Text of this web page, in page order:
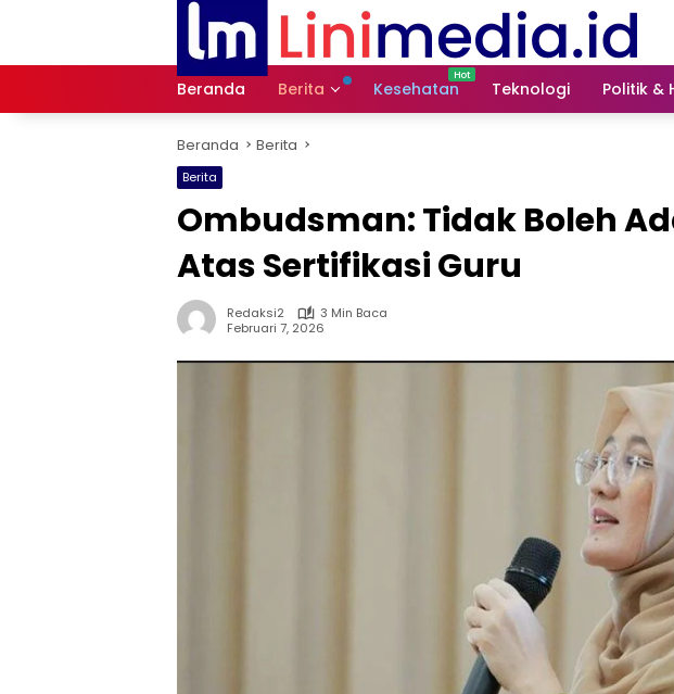
Beranda Berita Kesehatan Teknologi Politik &
Beranda Berita
Berita
Ombudsman: Tidak Boleh
Atas Sertifikasi Guru
Redaksi2
3 Min Baca
Februari 7, 2026